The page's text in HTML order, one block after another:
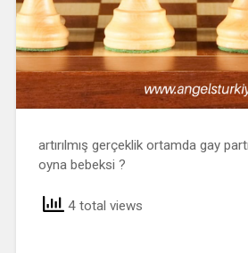
artırılmış gerçeklik ortamda gay
oyna bebeksi ?
4 total views